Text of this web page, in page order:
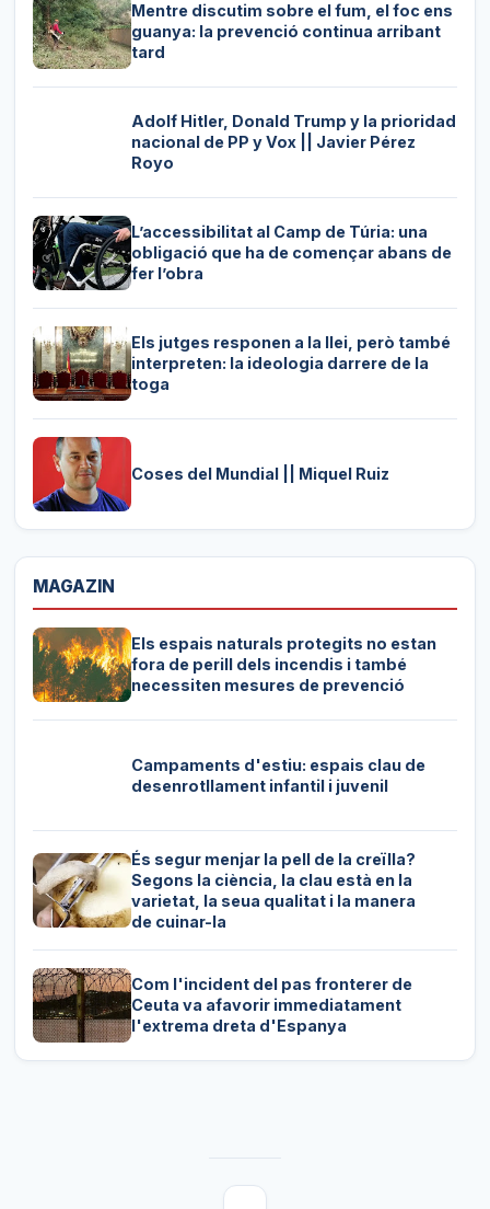
Mentre discutim sobre el fum, el foc ens
guanya: la prevenció continua arribant
tard
Adolf Hitler, Donald Trump y la prioridad
nacional de PP y Vox || Javier Pérez
Royo
L’accessibilitat al Camp de Túria: una
obligació que ha de començar abans de
fer l’obra
Els jutges responen a la llei, però també
interpreten: la ideologia darrere de la
toga
Coses del Mundial || Miquel Ruiz
MAGAZIN
Els espais naturals protegits no estan
fora de perill dels incendis i també
necessiten mesures de prevenció
Campaments d'estiu: espais clau de
desenrotllament infantil i juvenil
És segur menjar la pell de la creïlla?
Segons la ciència, la clau està en la
varietat, la seua qualitat i la manera
de cuinar-la
Com l'incident del pas fronterer de
Ceuta va afavorir immediatament
l'extrema dreta d'Espanya